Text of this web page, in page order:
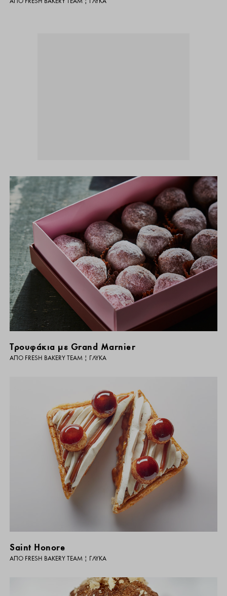
Τρουφάκια με Grand Marnier
ΑΠΌ FRESH BAKERY TEAM | ΓΛΥΚΆ
Saint Honore
ΑΠΌ FRESH BAKERY TEAM | ΓΛΥΚΆ